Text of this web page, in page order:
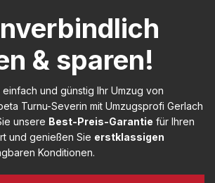
& sparen!
und günstig Ihr Umzug von
Turnu-Severin mit Umzugsprofi Gerlach
unsere Best-Preis-Garantie für Ihren
und genießen Sie erstklassigen
Konditionen.